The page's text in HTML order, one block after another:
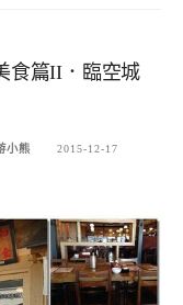
食篇II．臨空城
小熊
2015-12-17